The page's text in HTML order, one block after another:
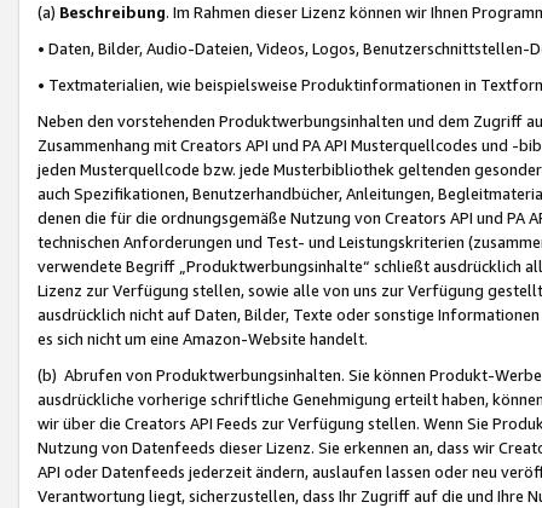
(a) Beschreibung. Im Rahmen dieser Lizenz können wir Ihnen
• Daten, Bilder, Audio-Dateien, Videos, Logos, Benutzerschnittstellen-
• Textmaterialien, wie beispielsweise Produktinformationen in
Neben den vorstehenden Produktwerbungsinhalten und dem Zugriff
Zusammenhang mit Creators API und PA API Musterquellcodes und
jeden Musterquellcode bzw. jede Musterbibliothek geltenden
auch Spezifikationen, Benutzerhandbücher, Anleitungen,
denen die für die ordnungsgemäße Nutzung von Creators API und PA
technischen Anforderungen und Test- und Leistungskriterien
verwendete Begriff „Produktwerbungsinhalte“ schließt ausdrücklich
Lizenz zur Verfügung stellen, sowie alle von uns zur Verfügung
ausdrücklich nicht auf Daten, Bilder, Texte oder sonstige
es sich nicht um eine Amazon-Website handelt.
(b) Abrufen von Produktwerbungsinhalten. Sie können Produkt-
ausdrückliche vorherige schriftliche Genehmigung erteilt haben,
wir über die Creators API Feeds zur Verfügung stellen. Wenn Sie
Nutzung von Datenfeeds dieser Lizenz. Sie erkennen an, dass wir
API oder Datenfeeds jederzeit ändern, auslaufen lassen oder neu
Verantwortung liegt, sicherzustellen, dass Ihr Zugriff auf die und Ihre